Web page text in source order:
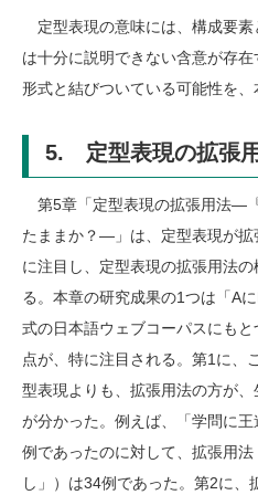
定型表現の意味には、構成要
は十分に説明できない含意が存
形式と結びついている可能性を、
5. 定型表現の拡張
第5章「定型表現の拡張用法―
たままか？―」は、定型表現が拡
に注目し、定型表現の拡張用法
る。本章の研究成果の1つは「A
式の日本語ウェブコーパスにも
点が、特に注目される。第1に、
型表現よりも、拡張用法の方が
が分かった。例えば、「学問に
例であったのに対して、拡張用
し」）は34例であった。第2に、